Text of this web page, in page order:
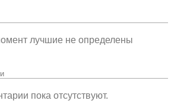
лучшие не определены
пока отсутствуют.